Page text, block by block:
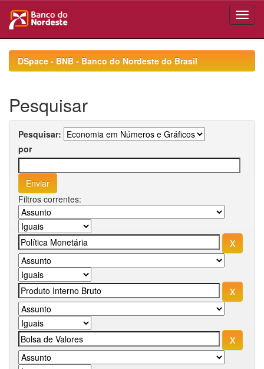
navigationDSpace - BNB - Banco do Nordeste do Brasil
Pesquisar
Pesquisar:
por
Filtros correntes: